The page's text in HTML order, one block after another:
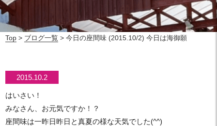
Top > ブログ一覧 > 今日の座間味 (2015.10/2) 今日は海御願
2015.10.2
はいさい！
みなさん、お元気ですか！？
座間味は一昨日昨日と真夏の様な天気でした(^^)